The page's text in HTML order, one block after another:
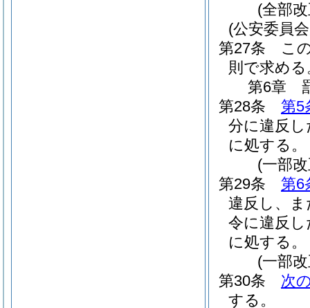
(全部
(公安委員
第27条
こ
則で求める
第6章
第28条
第5
分に違反
に処する。
(一部
第29条
第6
違反し、ま
令に違反
に処する。
(一部
第30条
次
する。